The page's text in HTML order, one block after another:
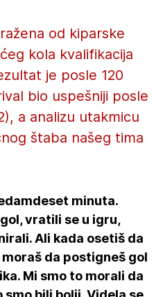
od kiparske
kola kvalifikacija
je posle 120
bio uspešniji posle
a analizu utakmicu
štaba našeg tima
minuta.
vratili se u igru,
Ali kada osetiš da
da postigneš gol
Mi smo to morali da